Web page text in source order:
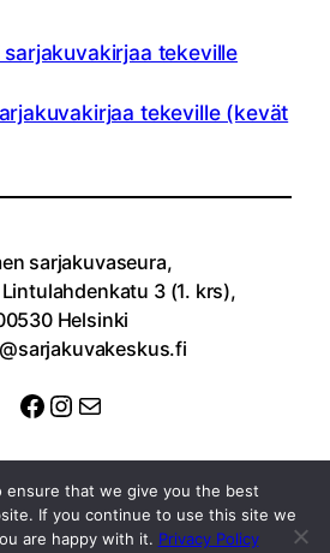
tekeville
tekeville (kevät
sarjakuvaseura,
3 (1. krs),
Helsinki
Facebook
Instagram
Sähköposti
ensure that we give you the best
If you continue to use this site we
are happy with it. Privacy Policy